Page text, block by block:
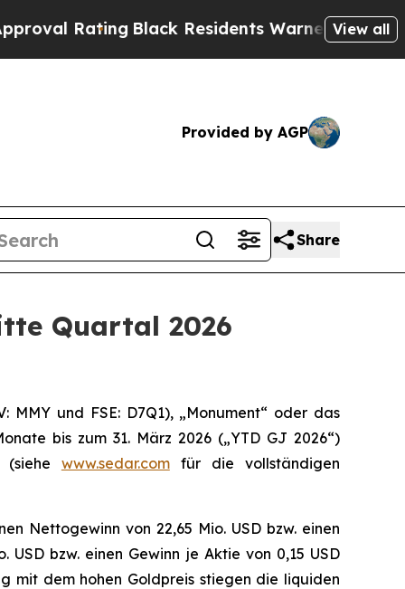
Black Residents Warned of Abusive Cops
View all
Provided by AGP
Share
Quartal 2026
MMY und FSE: D7Q1), „Monument“ oder das
bis zum 31. März 2026 („YTD GJ 2026“)
(siehe www.sedar.comfür die vollständigen
Nettogewinn von 22,65 Mio. USD bzw. einen
bzw. einen Gewinn je Aktie von 0,15 USD
mit dem hohen Goldpreis stiegen die liquiden